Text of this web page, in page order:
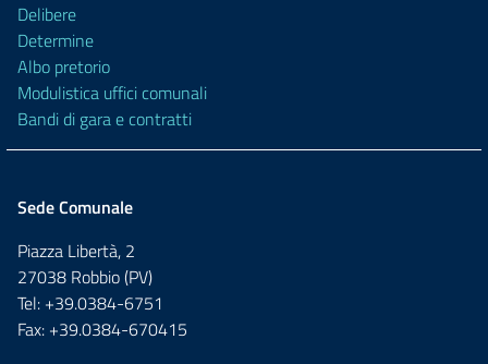
Delibere
Determine
Albo pretorio
Modulistica uffici comunali
Bandi di gara e contratti
Sede Comunale
Piazza Libertà, 2
27038 Robbio (PV)
Tel: +39.0384-6751
Fax: +39.0384-670415